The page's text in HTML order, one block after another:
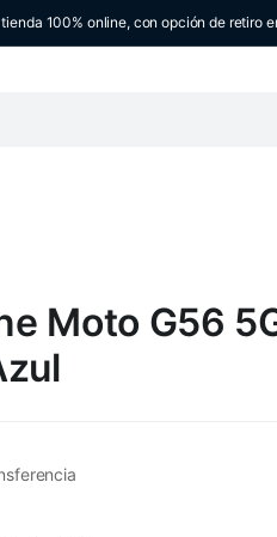
100% online, con opción de retiro
Moto G56